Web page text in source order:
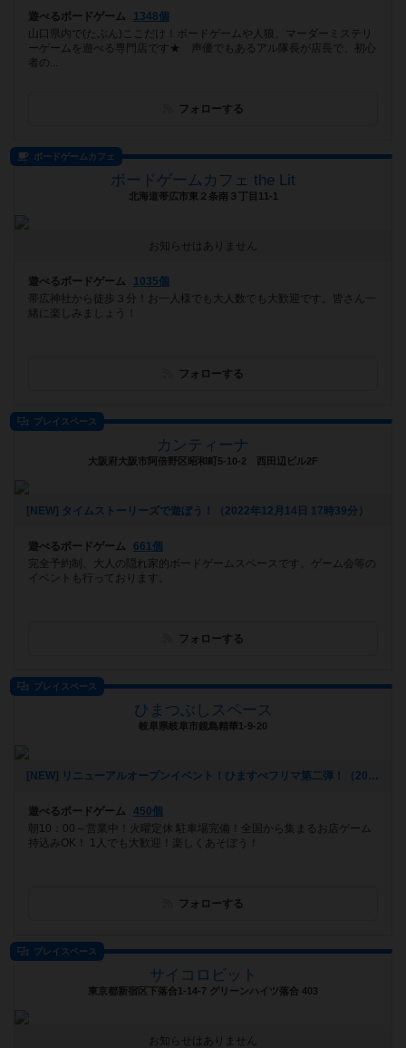
遊べるボードゲーム
1348個
山口県内で(たぶん)ここだけ！ボードゲームや人狼、マーダーミステリ
ーゲームを遊べる専門店です★ 声優でもあるアル隊長が店長で、初心
者の...
フォローする
ボードゲームカフェ
ボードゲームカフェ the Lit
北海道帯広市東２条南３丁目11-1
お知らせはありません
遊べるボードゲーム
1035個
帯広神社から徒歩３分！お一人様でも大人数でも大歓迎です。皆さん一
緒に楽しみましょう！
フォローする
プレイスペース
カンティーナ
大阪府大阪市阿倍野区昭和町5-10-2 西田辺ビル2F
[NEW] タイムストーリーズで遊ぼう！（2022年12月14日 17時39分）
遊べるボードゲーム
661個
完全予約制、大人の隠れ家的ボードゲームスペースです。ゲーム会等の
イベントも行っております。
フォローする
プレイスペース
ひまつぶしスペース
岐阜県岐阜市鏡島精華1-9-20
[NEW] リニューアルオープンイベント！ひますぺフリマ第二弾！（2022年11月18日 17時24分）
遊べるボードゲーム
450個
朝10：00～営業中！火曜定休 駐車場完備！全国から集まるお店ゲーム
持込みOK！ 1人でも大歓迎！楽しくあそぼう！
フォローする
プレイスペース
サイコロビット
東京都新宿区下落合1-14-7 グリーンハイツ落合 403
お知らせはありません